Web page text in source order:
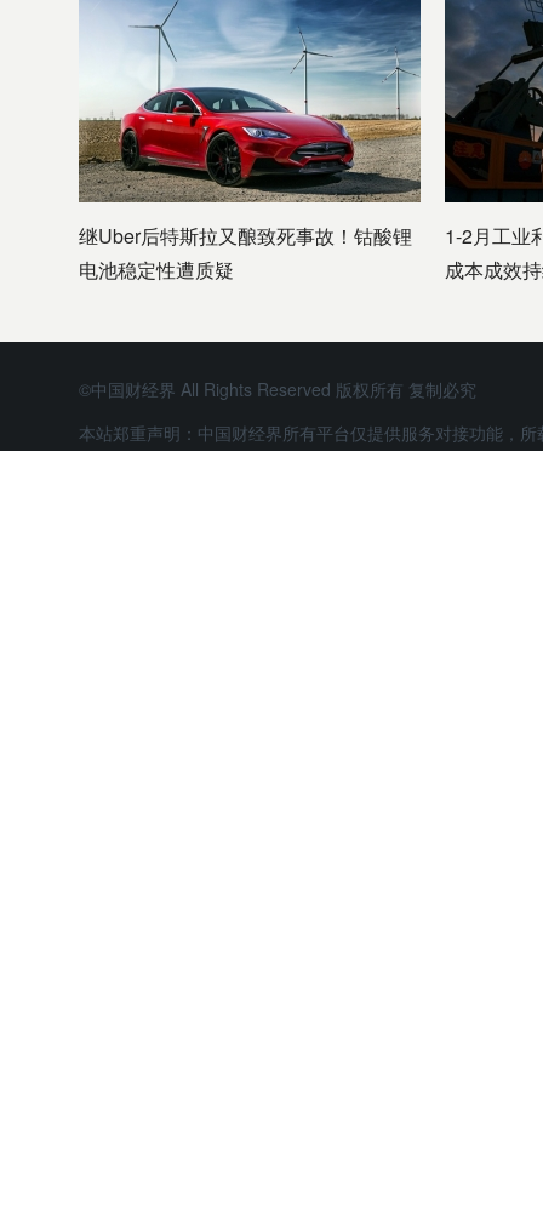
继Uber后特斯拉又酿致死事故！钴酸锂
电池稳定性遭质疑
1-2月工业
成本成效
©中国财经界 All Rights Reserved 版权所有 复制必究
本站郑重声明：中国财经界所有平台仅提供服务对接功能，